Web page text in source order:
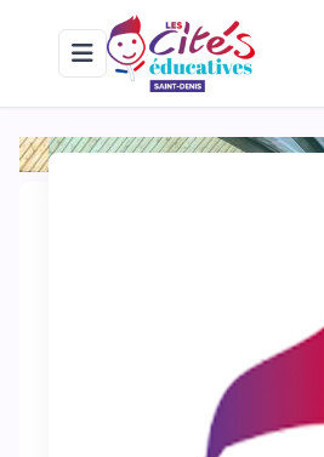
Erreur !. Une erreur est survenue